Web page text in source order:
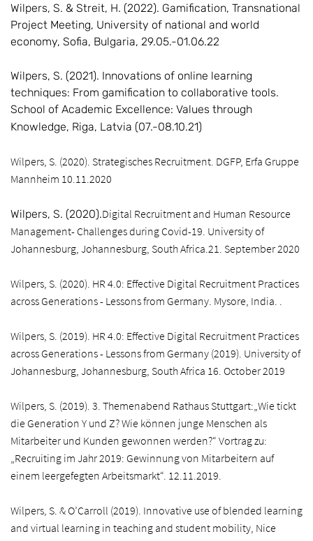
Wilpers, S. & Streit, H. (2022). Gamification, Transnational
Project Meeting, University of national and world
economy, Sofia, Bulgaria, 29.05.-01.06.22
Wilpers, S. (2021). Innovations of online learning
techniques: From gamification to collaborative tools.
School of Academic Excellence: Values through
Knowledge, Riga, Latvia (07.-08.10.21)
Wilpers, S. (2020). Strategisches Recruitment. DGFP, Erfa Gruppe
Mannheim 10.11.2020
Wilpers, S. (2020).Digital Recruitment and Human Resource
Management- Challenges during Covid-19. University of
Johannesburg, Johannesburg, South Africa.21. September 2020
Wilpers, S. (2020). HR 4.0: Effective Digital Recruitment Practices
across Generations - Lessons from Germany. Mysore, India. .
Wilpers, S. (2019). HR 4.0: Effective Digital Recruitment Practices
across Generations - Lessons from Germany (2019). University of
Johannesburg, Johannesburg, South Africa 16. October 2019
Wilpers, S. (2019). 3. Themenabend Rathaus Stuttgart:„Wie tickt
die Generation Y und Z? Wie können junge Menschen als
Mitarbeiter und Kunden gewonnen werden?“ Vortrag zu:
„Recruiting im Jahr 2019: Gewinnung von Mitarbeitern auf
einem leergefegten Arbeitsmarkt“. 12.11.2019.
Wilpers, S. & O’Carroll (2019). Innovative use of blended learning
and virtual learning in teaching and student mobility, Nice